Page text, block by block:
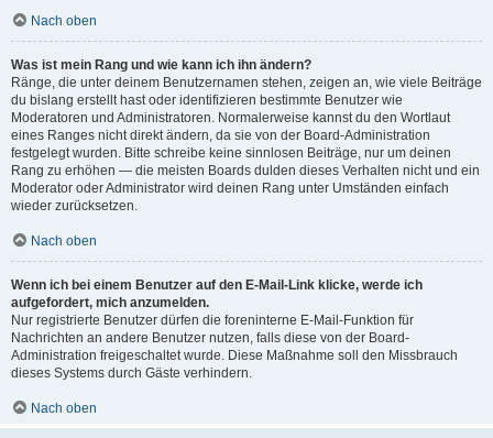
Nach oben
Was ist mein Rang und wie kann ich ihn ändern?
Ränge, die unter deinem Benutzernamen stehen, zeigen an, wie viele Beiträge
du bislang erstellt hast oder identifizieren bestimmte Benutzer wie
Moderatoren und Administratoren. Normalerweise kannst du den Wortlaut
eines Ranges nicht direkt ändern, da sie von der Board-Administration
festgelegt wurden. Bitte schreibe keine sinnlosen Beiträge, nur um deinen
Rang zu erhöhen — die meisten Boards dulden dieses Verhalten nicht und ein
Moderator oder Administrator wird deinen Rang unter Umständen einfach
wieder zurücksetzen.
Nach oben
Wenn ich bei einem Benutzer auf den E-Mail-Link klicke, werde ich
aufgefordert, mich anzumelden.
Nur registrierte Benutzer dürfen die foreninterne E-Mail-Funktion für
Nachrichten an andere Benutzer nutzen, falls diese von der Board-
Administration freigeschaltet wurde. Diese Maßnahme soll den Missbrauch
dieses Systems durch Gäste verhindern.
Nach oben